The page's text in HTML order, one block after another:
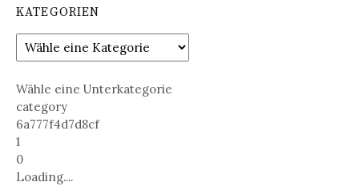
KATEGORIEN
Wähle eine Unterkategorie
category
6a777f4d7d8cf
1
0
Loading....